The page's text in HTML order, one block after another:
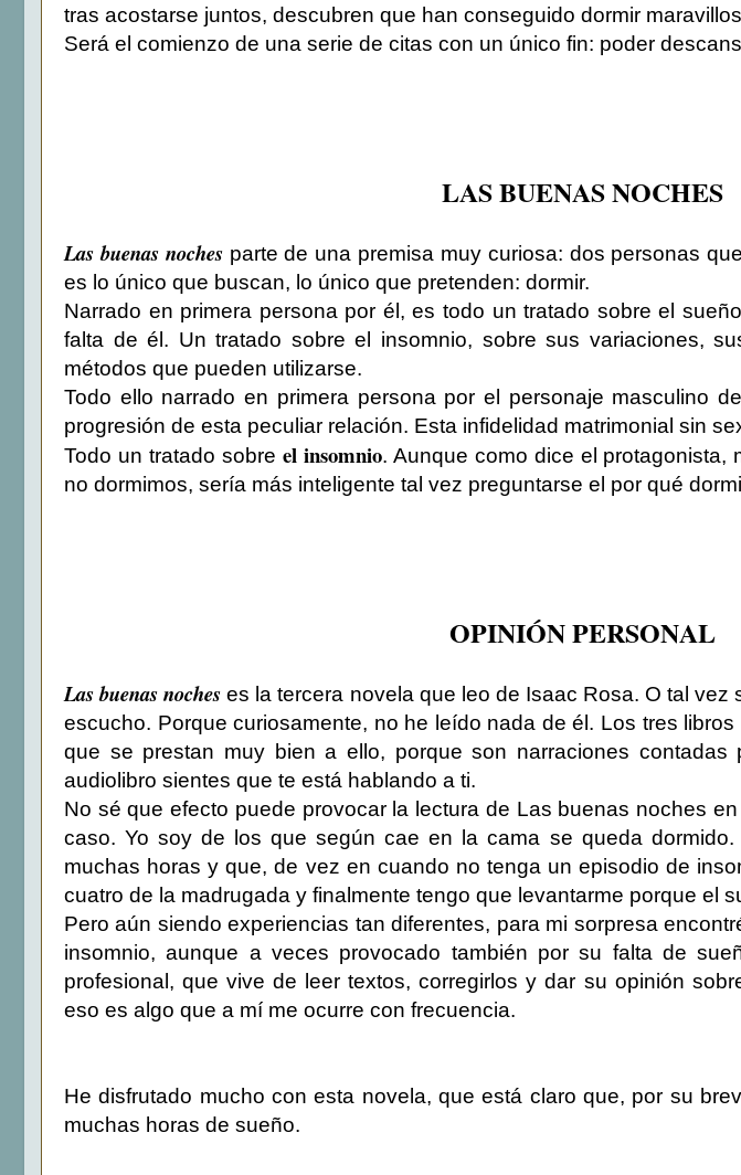
tras acostarse juntos, descubren que han conseguido dormir
Será el comienzo de una serie de citas con un único fin: poder
LAS BUENAS NOCHES
Las buenas nochesparte de una premisa muy curiosa: dos personas
es lo único que buscan, lo único que pretenden: dormir.
Narrado en primera persona por él, es todo un tratado sobre el
falta de él. Un tratado sobre el insomnio, sobre sus variaciones,
métodos que pueden utilizarse.
Todo ello narrado en primera persona por el personaje masculino
progresión de esta peculiar relación. Esta infidelidad matrimonial sin
Todo un tratado sobre el insomnio. Aunque como dice el
no dormimos, sería más inteligente tal vez preguntarse el por qué
OPINIÓN PERSONAL
Las buenas noches es la tercera novela que leo de Isaac Rosa. O tal vez
escucho. Porque curiosamente, no he leído nada de él. Los tres
que se prestan muy bien a ello, porque son narraciones contadas
audiolibro sientes que te está hablando a ti.
No sé que efecto puede provocar la lectura de Las buenas noches
caso. Yo soy de los que según cae en la cama se queda
muchas horas y que, de vez en cuando no tenga un episodio de
cuatro de la madrugada y finalmente tengo que levantarme porque el
Pero aún siendo experiencias tan diferentes, para mi sorpresa
insomnio, aunque a veces provocado también por su falta de
profesional, que vive de leer textos, corregirlos y dar su opinión
eso es algo que a mí me ocurre con frecuencia.
He disfrutado mucho con esta novela, que está claro que, por su
muchas horas de sueño.